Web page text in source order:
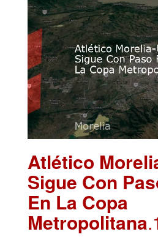
Atlético
Sigue Con
En La Copa
Metropolitana